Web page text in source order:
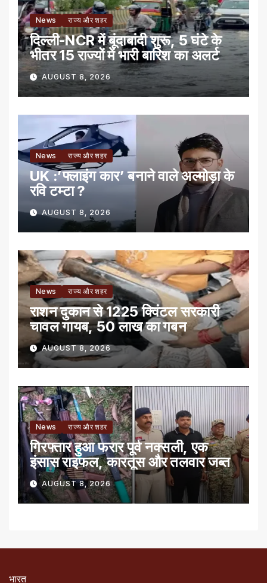
News राज्य और शहर
दिल्ली-NCR में बूंदाबांदी शुरू, 5 घंटे के
भीतर 15 राज्यों में भारी बारिश का अलर्ट
AUGUST 8, 2026
News राज्य और शहर
UK :’फ्लाइंग कार’ बनाने वाले अल्मोड़ा के
रवि टम्टा ?
AUGUST 8, 2026
News राज्य और शहर
राशन दुकान से 1225 क्विंटल सरकारी
चावल गायब, 50 लाख का गबन
AUGUST 8, 2026
News राज्य और शहर
गिरफ्तार हुआ फरार पूर्व नक्सली, एक
इंसास राइफल, कारतूस और तलवार जब्त
AUGUST 8, 2026
भारत